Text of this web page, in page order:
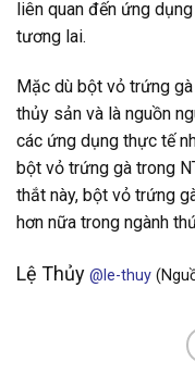
liên quan đến ứng
tương lai.
Mặc dù bột vỏ trứng
thủy sản và là nguồn
các ứng dụng thực tế
bột vỏ trứng gà trong
thắt này, bột vỏ trứng
hơn nữa trong ngành
Lệ Thủy @le-thuy